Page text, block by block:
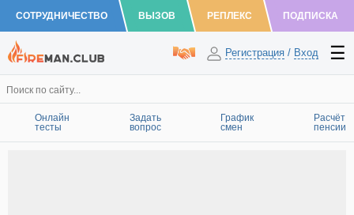
СОТРУДНИЧЕСТВО ВЫЗОВ РЕПЛЕКС ПОДПИСКА
Регистрация / Вход
Онлайн
тесты
Задать
вопрос
График
смен
Расчёт
пенсии